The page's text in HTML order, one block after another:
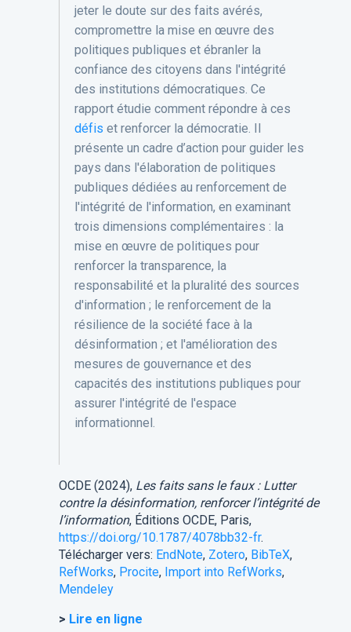
jeter le doute sur des faits avérés,
compromettre la mise en œuvre des
politiques publiques et ébranler la
confiance des citoyens dans l'intégrité
des institutions démocratiques. Ce
rapport étudie comment répondre à ces
défis et renforcer la démocratie. Il
présente un cadre d’action pour guider les
pays dans l'élaboration de politiques
publiques dédiées au renforcement de
l'intégrité de l'information, en examinant
trois dimensions complémentaires : la
mise en œuvre de politiques pour
renforcer la transparence, la
responsabilité et la pluralité des sources
d'information ; le renforcement de la
résilience de la société face à la
désinformation ; et l'amélioration des
mesures de gouvernance et des
capacités des institutions publiques pour
assurer l'intégrité de l'espace
informationnel.
OCDE (2024), Les faits sans le faux : Lutter
contre la désinformation, renforcer l’intégrité de
l’information, Éditions OCDE, Paris,
https://doi.org/10.1787/4078bb32-fr.
Télécharger vers: EndNote, Zotero, BibTeX,
RefWorks, Procite, Import into RefWorks,
Mendeley
> Lire en ligne